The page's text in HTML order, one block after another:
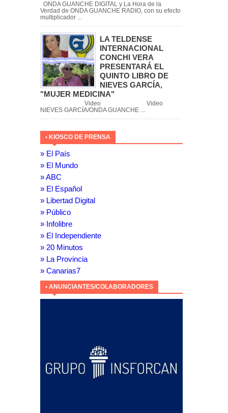
ONDA GUANCHE DIGITAL y La Hora de la
Verdad de ONDA GUANCHE RADIO, con su efecto
multiplicador ...
LA TELDENSE
INTERNACIONAL
CONCHI VERA
PRESENTARÁ EL
QUINTO LIBRO DE
NIEVES GARCÍA,
"MUJER MEDICINA"
Video Video
NIEVES GARCÍA/ONDA GUANCHE ...
• KIOSCO DE PRENSA
» El País
» El Mundo
» ABC
» El Español
» Libertad Digital
» Público
» Infolibre
» El Independiente
» 20 Minutos
» La Provincia
» Canarias7
• ANUNCIANTES/COLABORADORES